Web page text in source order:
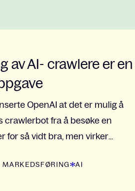
av AI- crawlere er en
OpenAI at det er mulig å
crawlerbot fra å besøke en
for så vidt bra, men virker
MARKEDSFØRING AI